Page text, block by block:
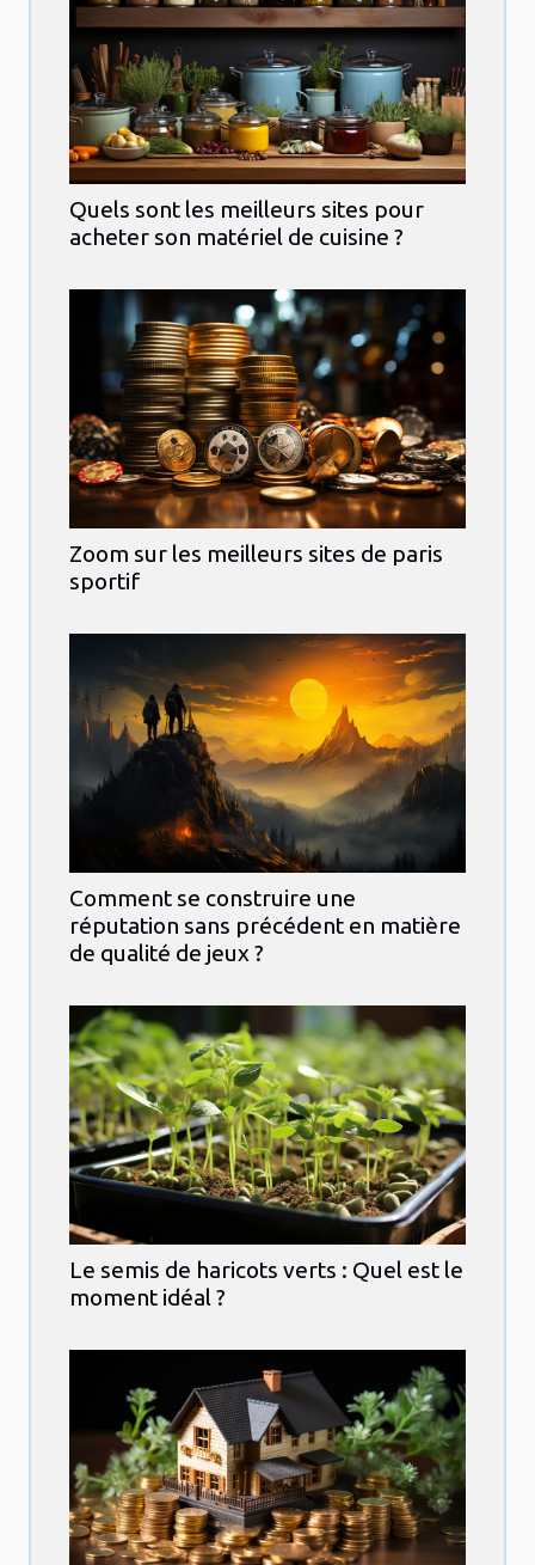
Quels sont les meilleurs sites pour
acheter son matériel de cuisine ?
Zoom sur les meilleurs sites de paris
sportif
Comment se construire une
réputation sans précédent en matière
de qualité de jeux ?
Le semis de haricots verts : Quel est le
moment idéal ?